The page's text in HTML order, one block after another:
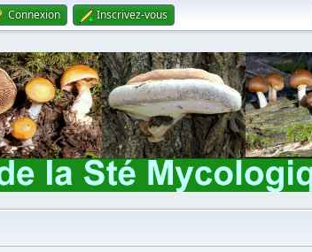
Connexion Inscrivez-vous